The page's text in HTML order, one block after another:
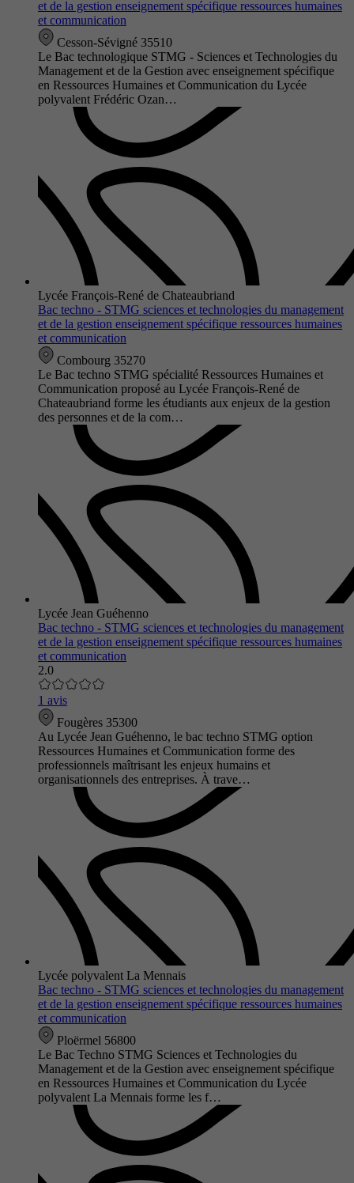
et de la gestion enseignement spécifique ressources humaines
et communication
Cesson-Sévigné 35510
Le Bac technologique STMG - Sciences et Technologies du
Management et de la Gestion avec enseignement spécifique
en Ressources Humaines et Communication du Lycée
polyvalent Frédéric Ozan…
Lycée François-René de Chateaubriand
Bac techno - STMG sciences et technologies du management
et de la gestion enseignement spécifique ressources humaines
et communication
Combourg 35270
Le Bac techno STMG spécialité Ressources Humaines et
Communication proposé au Lycée François-René de
Chateaubriand forme les étudiants aux enjeux de la gestion
des personnes et de la com…
Lycée Jean Guéhenno
Bac techno - STMG sciences et technologies du management
et de la gestion enseignement spécifique ressources humaines
et communication
2.0
1 avis
Fougères 35300
Au Lycée Jean Guéhenno, le bac techno STMG option
Ressources Humaines et Communication forme des
professionnels maîtrisant les enjeux humains et
organisationnels des entreprises. À trave…
Lycée polyvalent La Mennais
Bac techno - STMG sciences et technologies du management
et de la gestion enseignement spécifique ressources humaines
et communication
Ploërmel 56800
Le Bac Techno STMG Sciences et Technologies du
Management et de la Gestion avec enseignement spécifique
en Ressources Humaines et Communication du Lycée
polyvalent La Mennais forme les f…